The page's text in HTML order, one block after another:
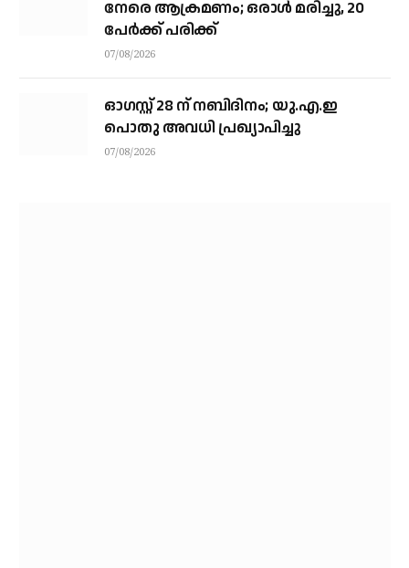
നേരെ ആക്രമണം; ഒരാള്‍ മരിച്ചു, 20
പേര്‍ക്ക് പരിക്ക്
07/08/2026
ഓഗസ്റ്റ് 28 ന് നബിദിനം; യു.എ.ഇ
പൊതു അവധി പ്രഖ്യാപിച്ചു
07/08/2026